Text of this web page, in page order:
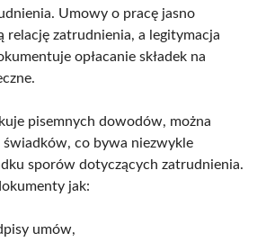
Umowy o pracę jasno
relację zatrudnienia, a legitymacja
opłacanie składek na
pisemnych dowodów, można
świadków, co bywa niezwykle
sporów dotyczących zatrudnienia.
jak:
umów,